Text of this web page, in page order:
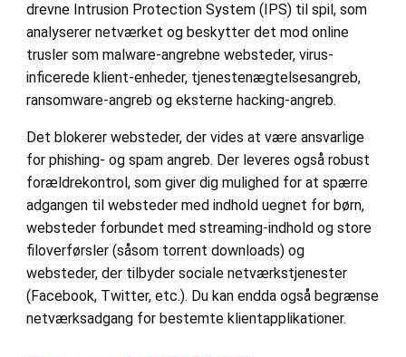
drevne Intrusion Protection System (IPS) til spil, som
analyserer netværket og beskytter det mod online
trusler som malware-angrebne websteder, virus-
inficerede klient-enheder, tjenestenægtelsesangreb,
ransomware-angreb og eksterne hacking-angreb.
Det blokerer websteder, der vides at være ansvarlige
for phishing- og spam angreb. Der leveres også robust
forældrekontrol, som giver dig mulighed for at spærre
adgangen til websteder med indhold uegnet for børn,
websteder forbundet med streaming-indhold og store
filoverførsler (såsom torrent downloads) og
websteder, der tilbyder sociale netværkstjenester
(Facebook, Twitter, etc.). Du kan endda også begrænse
netværksadgang for bestemte klientapplikationer.